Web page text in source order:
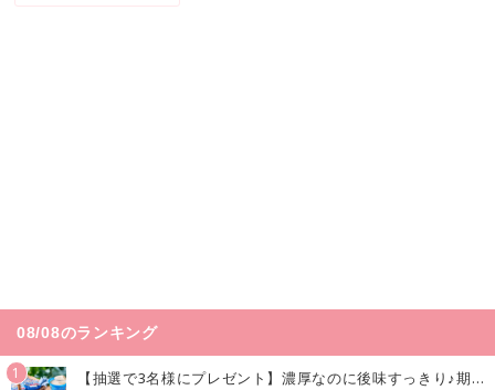
08/08のランキング
1 【抽選で3名様にプレゼント】濃厚なのに後味すっきり♪期間限定の「メイトーのなめらかプリン カルピス®入りソース」で夏を味わおう！